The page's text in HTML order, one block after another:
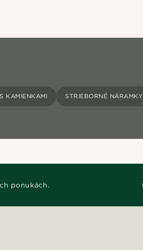
KAMIENKAMI STRIEBORNÉ NÁRAMKY
ponukách.